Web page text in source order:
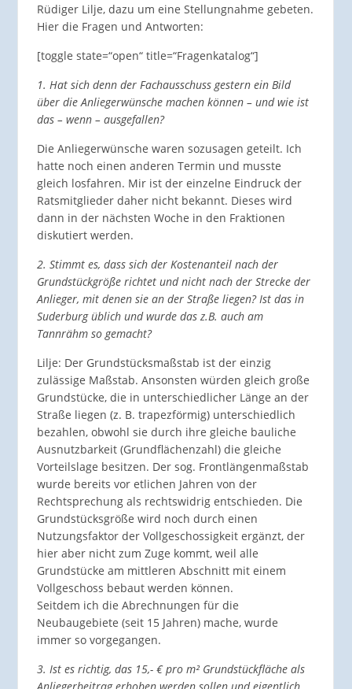
Rüdiger Lilje, dazu um eine Stellungnahme gebeten.
Hier die Fragen und Antworten:
[toggle state=“open“ title=“Fragenkatalog“]
1. Hat sich denn der Fachausschuss gestern ein Bild
über die Anliegerwünsche machen können – und wie ist
das – wenn – ausgefallen?
Die Anliegerwünsche waren sozusagen geteilt. Ich
hatte noch einen anderen Termin und musste
gleich losfahren. Mir ist der einzelne Eindruck der
Ratsmitglieder daher nicht bekannt. Dieses wird
dann in der nächsten Woche in den Fraktionen
diskutiert werden.
2. Stimmt es, dass sich der Kostenanteil nach der
Grundstückgröße richtet und nicht nach der Strecke der
Anlieger, mit denen sie an der Straße liegen? Ist das in
Suderburg üblich und wurde das z.B. auch am
Tannrähm so gemacht?
Lilje: Der Grundstücksmaßstab ist der einzig
zulässige Maßstab. Ansonsten würden gleich große
Grundstücke, die in unterschiedlicher Länge an der
Straße liegen (z. B. trapezförmig) unterschiedlich
bezahlen, obwohl sie durch ihre gleiche bauliche
Ausnutzbarkeit (Grundflächenzahl) die gleiche
Vorteilslage besitzen. Der sog. Frontlängenmaßstab
wurde bereits vor etlichen Jahren von der
Rechtsprechung als rechtswidrig entschieden. Die
Grundstücksgröße wird noch durch einen
Nutzungsfaktor der Vollgeschossigkeit ergänzt, der
hier aber nicht zum Zuge kommt, weil alle
Grundstücke am mittleren Abschnitt mit einem
Vollgeschoss bebaut werden können.
Seitdem ich die Abrechnungen für die
Neubaugebiete (seit 15 Jahren) mache, wurde
immer so vorgegangen.
3. Ist es richtig, das 15,- € pro m² Grundstückfläche als